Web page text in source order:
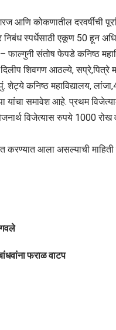
आणि कोकणातील दरवर्षीची
निबंध स्पर्धेसाठी एकूण 50 हून
संतोष फेपडे कनिष्ठ
दिलीप शिवगण आठल्ये, सप्रे,पित्रे
कनिष्ठ महाविद्यालय,
यांचा समावेश आहे. प्रथम
विजेत्यास रुपये 1000
आला असल्याची माहिती
फराळ वाटप